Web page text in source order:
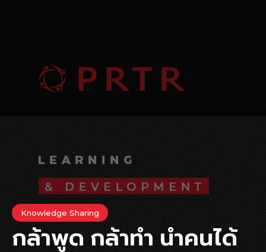
Knowledge Sharing
กล้าพูด กล้าทำ นำคนได้